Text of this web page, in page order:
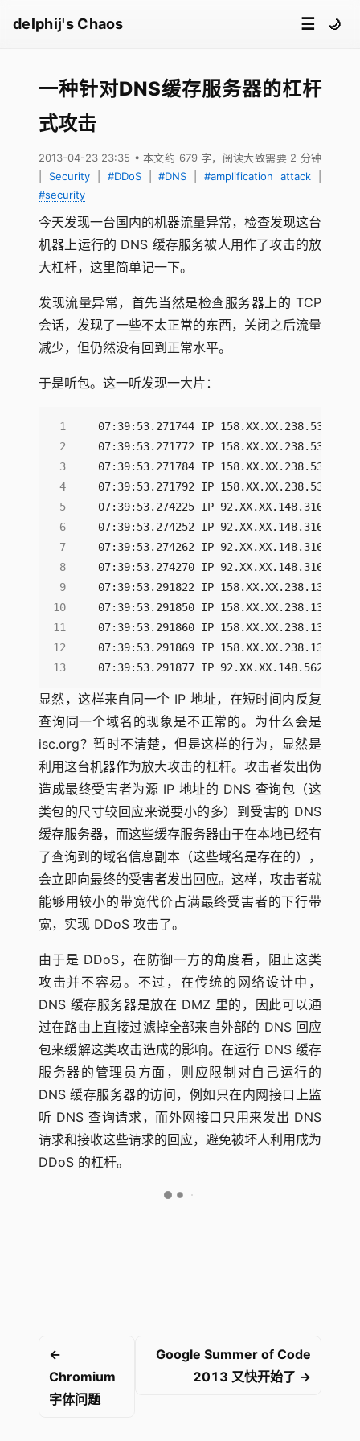
delphij's Chaos ☰ 🌙
一种针对DNS缓存服务器的杠杆
式攻击
2013-04-23 23:35 • 本文约 679 字，阅读大致需要 2 分钟
Security| #DDoS|#DNS |#amplification attack
#security
今天发现一台国内的机器流量异常，检查发现这台
机器上运行的 DNS 缓存服务被人用作了攻击的放
大杠杆，这里简单记一下。
发现流量异常，首先当然是检查服务器上的 TCP
会话，发现了一些不太正常的东西，关闭之后流量
减少，但仍然没有回到正常水平。
于是听包。这一听发现一大片：
3
4
5
6
7
8
9
10
13
07:39:53.291877 IP 92.XX.XX.148.56278
显然，这样来自同一个 IP 地址，在短时间内反复
查询同一个域名的现象是不正常的。为什么会是
isc.org？暂时不清楚，但是这样的行为，显然是
利用这台机器作为放大攻击的杠杆。攻击者发出伪
造成最终受害者为源 IP 地址的 DNS 查询包（这
类包的尺寸较回应来说要小的多）到受害的 DNS
缓存服务器，而这些缓存服务器由于在本地已经有
了查询到的域名信息副本（这些域名是存在的），
会立即向最终的受害者发出回应。这样，攻击者就
能够用较小的带宽代价占满最终受害者的下行带
宽，实现 DDoS 攻击了。
由于是 DDoS，在防御一方的角度看，阻止这类
攻击并不容易。不过，在传统的网络设计中，
DNS 缓存服务器是放在 DMZ 里的，因此可以通
过在路由上直接过滤掉全部来自外部的 DNS 回应
包来缓解这类攻击造成的影响。在运行 DNS 缓存
服务器的管理员方面，则应限制对自己运行的
DNS 缓存服务器的访问，例如只在内网接口上监
听 DNS 查询请求，而外网接口只用来发出 DNS
请求和接收这些请求的回应，避免被坏人利用成为
DDoS 的杠杆。
←
Chromium
字体问题
Google Summer of Code
2013 又快开始了 →